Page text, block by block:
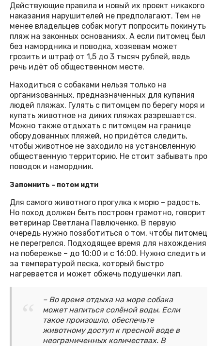
Действующие правила и новый их проект никакого
наказания нарушителей не предполагают. Тем не
менее владельцев собак могут попросить покинуть
пляж на законных основаниях. А если питомец был
без намордника и поводка, хозяевам может
грозить и штраф от 1,5 до 3 тысяч рублей, ведь
речь идёт об общественном месте.
Находиться с собаками нельзя только на
организованных, предназначенных для купания
людей пляжах. Гулять с питомцем по берегу моря и
купать животное на диких пляжах разрешается.
Можно также отдыхать с питомцем на границе
оборудованных пляжей, но придётся следить,
чтобы животное не заходило на установленную
общественную территорию. Не стоит забывать про
поводок и намордник.
Запомнить – потом идти
Для самого животного прогулка к морю – радость.
Но поход должен быть построен грамотно, говорит
ветеринар Светлана Павлюченко. В первую
очередь нужно позаботиться о том, чтобы питомец
не перегрелся. Подходящее время для нахождения
на побережье – до 10:00 и с 16:00. Нужно следить и
за температурой песка, который быстро
нагревается и может обжечь подушечки лап.
– Во время отдыха на море собака
может напиться солёной воды. Если
такое произошло, обеспечьте
животному доступ к пресной воде в
неограниченных количествах. В